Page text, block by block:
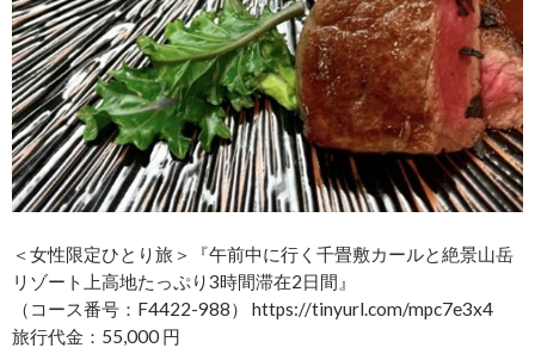
＜女性限定ひとり旅＞『午前中に行く千畳敷カールと絶景山岳
リゾート上高地たっぷり3時間滞在2日間』
（コース番号：F4422-988） https://tinyurl.com/mpc7e3x4
旅行代金：55,000 円